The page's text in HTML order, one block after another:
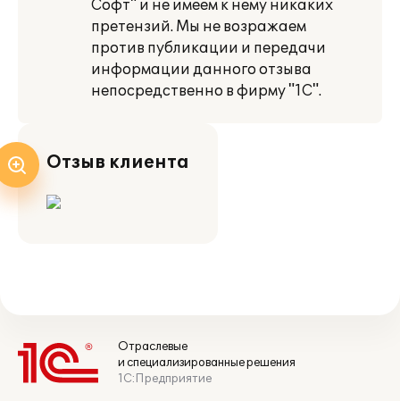
Софт" и не имеем к нему никаких
претензий. Мы не возражаем
против публикации и передачи
информации данного отзыва
непосредственно в фирму "1С".
Отзыв клиента
Отраслевые
и специализированные решения
1С:Предприятие